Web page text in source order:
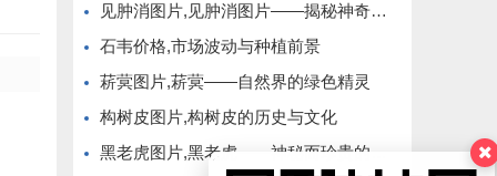
见肿消图片,见肿消图片——揭秘神奇的中草药膏药
石韦价格,市场波动与种植前景
菥蓂图片,菥蓂——自然界的绿色精灵
构树皮图片,构树皮的历史与文化
黑老虎图片,黑老虎——神秘而珍贵的野生植物